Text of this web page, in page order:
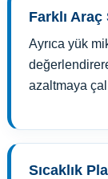
Farklı
Ayrıca yük
azaltmaya
Sıcaklık